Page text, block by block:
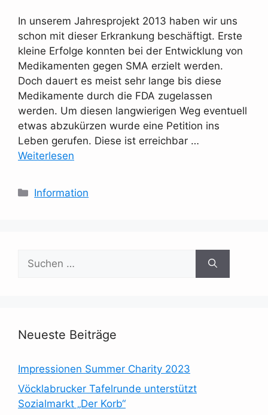
In unserem Jahresprojekt 2013 haben wir uns
schon mit dieser Erkrankung beschäftigt. Erste
kleine Erfolge konnten bei der Entwicklung von
Medikamenten gegen SMA erzielt werden.
Doch dauert es meist sehr lange bis diese
Medikamente durch die FDA zugelassen
werden. Um diesen langwierigen Weg eventuell
etwas abzukürzen wurde eine Petition ins
Leben gerufen. Diese ist erreichbar …
Weiterlesen
Kategorien
Information
nach:
Neueste Beiträge
Impressionen Summer Charity 2023
Vöcklabrucker Tafelrunde unterstützt
Sozialmarkt „Der Korb“